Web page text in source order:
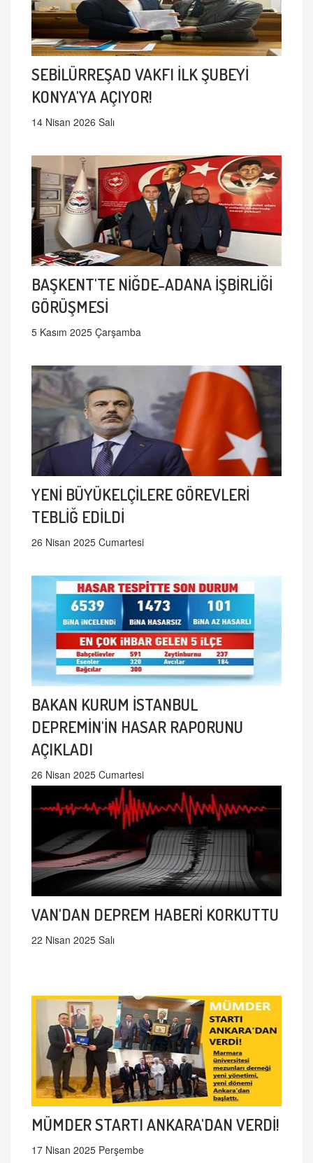
SEBİLÜRREŞAD VAKFI İLK ŞUBEYİ
KONYA'YA AÇIYOR!
14 Nisan 2026 Salı
BAŞKENT'TE NİĞDE-ADANA İŞBİRLİĞİ
GÖRÜŞMESİ
5 Kasım 2025 Çarşamba
YENİ BÜYÜKELÇİLERE GÖREVLERİ
TEBLİĞ EDİLDİ
26 Nisan 2025 Cumartesi
BAKAN KURUM İSTANBUL
DEPREMİN'İN HASAR RAPORUNU
AÇIKLADI
26 Nisan 2025 Cumartesi
VAN'DAN DEPREM HABERİ KORKUTTU
22 Nisan 2025 Salı
MÜMDER STARTI ANKARA'DAN VERDİ!
17 Nisan 2025 Perşembe